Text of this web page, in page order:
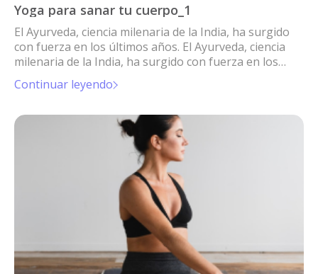
Yoga para sanar tu cuerpo_1
El Ayurveda, ciencia milenaria de la India, ha surgido
con fuerza en los últimos años. El Ayurveda, ciencia
milenaria de la India, ha surgido con fuerza en los
últimos años.
Continuar leyendo